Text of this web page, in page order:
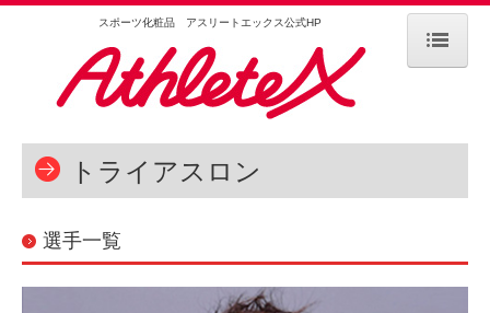
Home
スポーツ化粧品の機能
AthleteXの使い方と肌へのこだわり
スポーツ化粧品 アスリートエックス公式HP
トライアスロン
選手一覧